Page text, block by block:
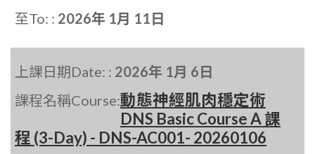
至To: : 2026年 1月 11日
上課日期Date: : 2026年 1月 6日
課程名稱Course:動態神經肌肉穩定術
DNS Basic Course A 課
程 (3-Day) - DNS-AC001- 20260106